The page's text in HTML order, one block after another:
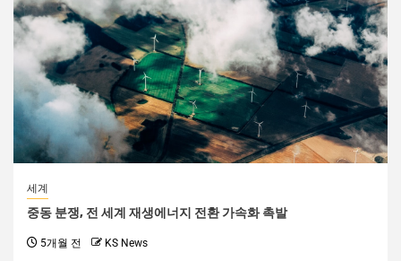
세계
중동 분쟁, 전 세계 재생에너지 전환 가속화 촉발
5개월 전 KS News